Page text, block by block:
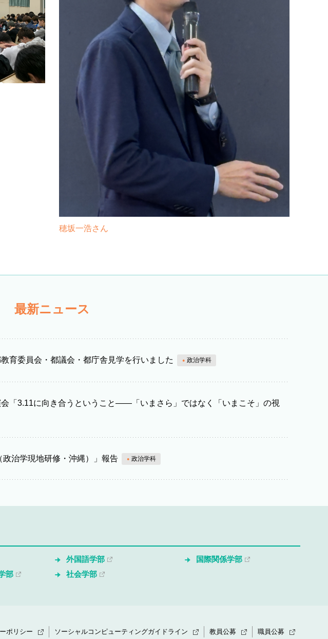
穂坂一浩さん
最新ニュース
育委員会・都議会・都庁舎見学を行いました 政治学科
「3.11に向き合うということ――「いまさら」ではなく「いまこそ」の視
治学現地研修・沖縄）」報告 政治学科
外国語学部
国際関係学部
部 社会学部
ポリシー ソーシャルコンピューティングガイドライン 教員公募 職員公募